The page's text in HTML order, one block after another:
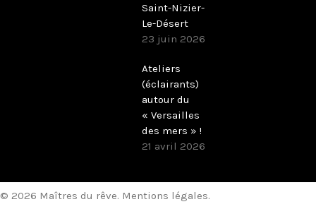
Saint-Nizier-
Le-Désert
23 juin 2026
Ateliers
(éclairants)
autour du
« Versailles
des mers » !
21 avril 2026
© 2026 Maîtres du rêve. Mentions légales.